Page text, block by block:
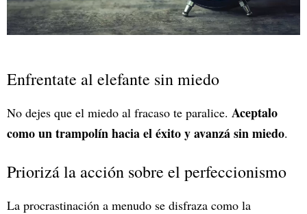
Enfrentate al elefante sin miedo
No dejes que el miedo al fracaso te paralice. Aceptalo
como un trampolín hacia el éxito y avanzá sin miedo.
Priorizá la acción sobre el perfeccionismo
La procrastinación a menudo se disfraza como la